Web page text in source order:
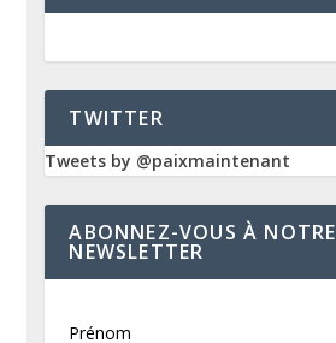
TWITTER
Tweets by @paixmaintenant
ABONNEZ-VOUS À NOTRE
NEWSLETTER
Prénom